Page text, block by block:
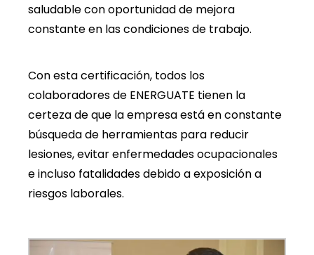
saludable con oportunidad de mejora
constante en las condiciones de trabajo.
Con esta certificación, todos los
colaboradores de ENERGUATE tienen la
certeza de que la empresa está en constante
búsqueda de herramientas para reducir
lesiones, evitar enfermedades ocupacionales
e incluso fatalidades debido a exposición a
riesgos laborales.